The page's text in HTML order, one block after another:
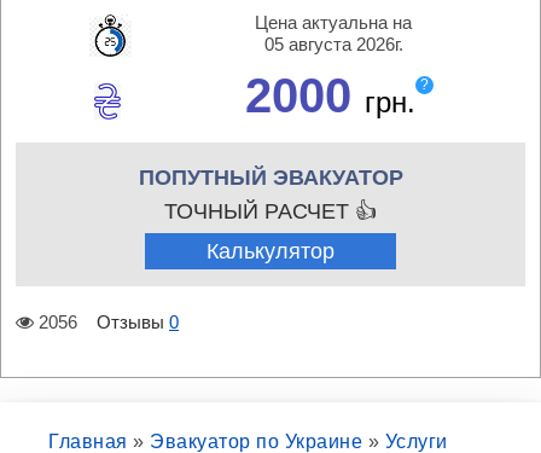
Цена актуальна на
05 августа 2026г.
2000 грн.
?
ПОПУТНЫЙ ЭВАКУАТОР
ТОЧНЫЙ РАСЧЕТ 👍
Калькулятор
2056 Отзывы 0
Главная » Эвакуатор по Украине » Услуги